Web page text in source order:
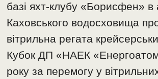
базі яхт-клубу «Борисфен» в
Каховського водосховища
вітрильна регата
Кубок ДП «НАЕК
року за перемогу у